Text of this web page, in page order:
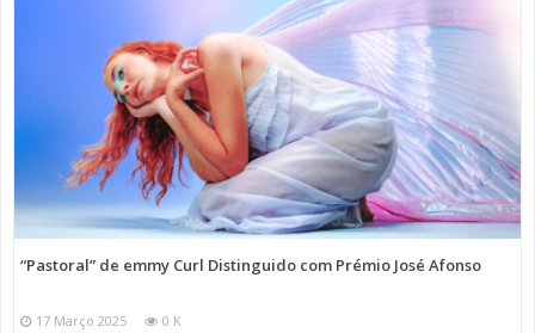
“Pastoral” de emmy Curl Distinguido com Prémio José Afonso
17 Março 2025 0 K